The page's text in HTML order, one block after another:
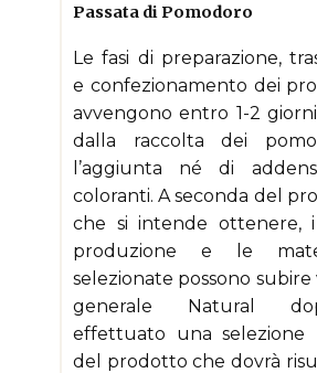
Passata di Pomodoro
Le fasi di preparazione,
e confezionamento dei
avvengono entro 1-2
dalla raccolta dei
l’aggiunta né di
coloranti. A seconda del
che si intende ottenere, i
produzione e le
selezionate possono subire
generale Natural
effettuato una selezione
del prodotto che dovrà